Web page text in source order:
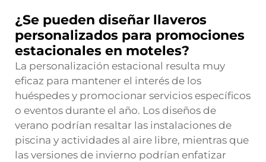
¿Se pueden diseñar llaveros
personalizados para promociones
estacionales en moteles?
La personalización estacional resulta muy
eficaz para mantener el interés de los
huéspedes y promocionar servicios específicos
o eventos durante el año. Los diseños de
verano podrían resaltar las instalaciones de
piscina y actividades al aire libre, mientras que
las versiones de invierno podrían enfatizar